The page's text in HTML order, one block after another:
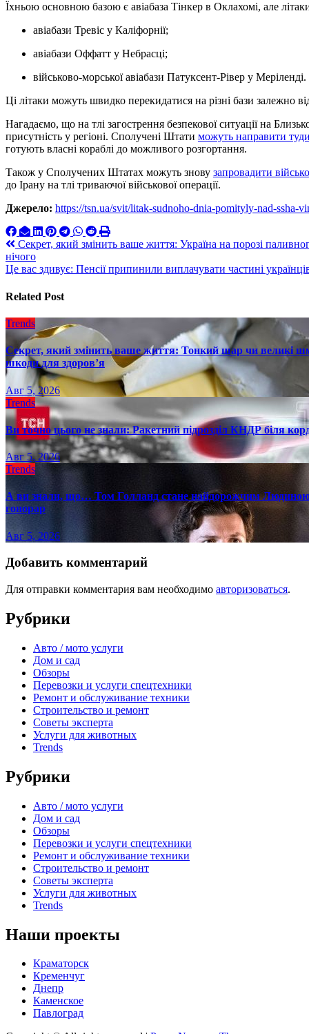
Їхньою основною базою є авіабаза Тінкер в Оклахомі, але
авіабази Тревіс у Каліфорнії;
авіабази Оффатт у Небрасці;
військово-морської авіабази Патуксент-Рівер у Меріленді.
Ці літаки можуть швидко перекидатися на різні бази залежно
Нагадаємо, що на тлі загострення безпекової ситуації на
присутність у регіоні. Сполучені Штати можуть направити
готують власні кораблі до можливого розгортання.
Також у Сполучених Штатах можуть знову запровадити
до Ірану на тлі триваючої військової операції.
Джерело: https://tsn.ua/svit/litak-sudnoho-dnia-pomityly-nad-
Навигация
по
Секрет, який змінить ваше життя: Україна на порозі
нічого
Це вас здивує: Пенсії припинили виплачувати частині
Related Post
Trends
Секрет, який змінить ваше життя: Тонкий шар чи великі
шкоди для здоров’я
Авг 5, 2026
Trends
Ви точно цього не знали: Ракетний підрозділ КНДР біля
Авг 5, 2026
Trends
А ви знали, що… Том Голланд стане найдорожчим
гонорар
Авг 5, 2026
Добавить комментарий
Для отправки комментария вам необходимо авторизоваться.
Рубрики
Авто / мото услуги
Дом и сад
Обзоры
Перевозки и услуги спецтехники
Ремонт и обслуживание техники
Строительство и ремонт
Советы эксперта
Услуги для животных
Trends
Рубрики
Авто / мото услуги
Дом и сад
Обзоры
Перевозки и услуги спецтехники
Ремонт и обслуживание техники
Строительство и ремонт
Советы эксперта
Услуги для животных
Trends
Наши проекты
Краматорск
Кременчуг
Днепр
Каменское
Павлоград